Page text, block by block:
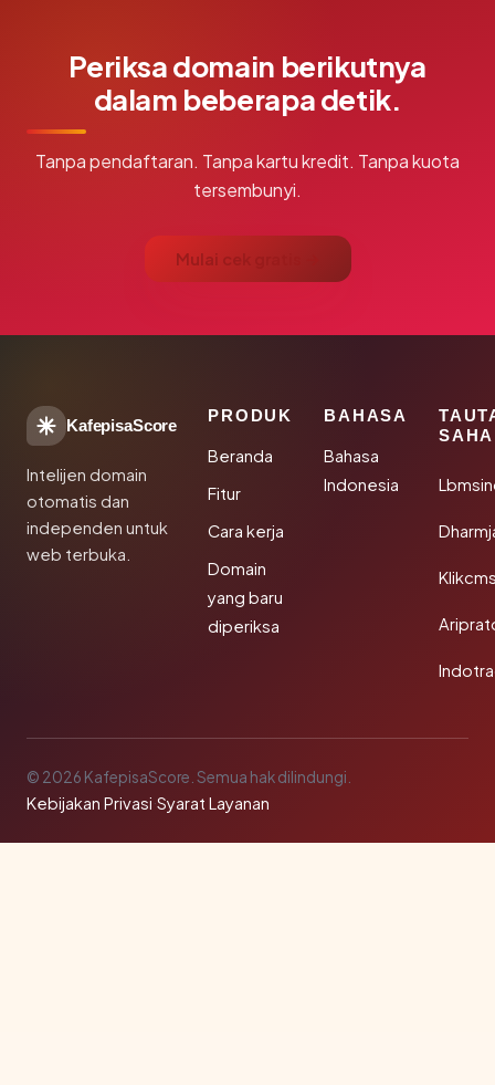
Periksa domain berikutnya
dalam beberapa detik.
Tanpa pendaftaran. Tanpa kartu kredit. Tanpa kuota
tersembunyi.
Mulai cek gratis →
KafepisaScore
Intelijen domain
otomatis dan
independen untuk
web terbuka.
PRODUK
Beranda
Fitur
Cara kerja
Domain
yang baru
diperiksa
BAHASA
Bahasa
Indonesia
© 2026 KafepisaScore. Semua hak dilindungi.
Kebijakan Privasi·Syarat Layanan